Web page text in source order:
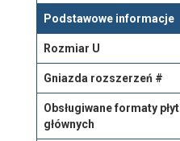
Podstawowe informacje
Rozmiar U
Gniazda rozszerzeń #
Obsługiwane formaty płyt
głównych